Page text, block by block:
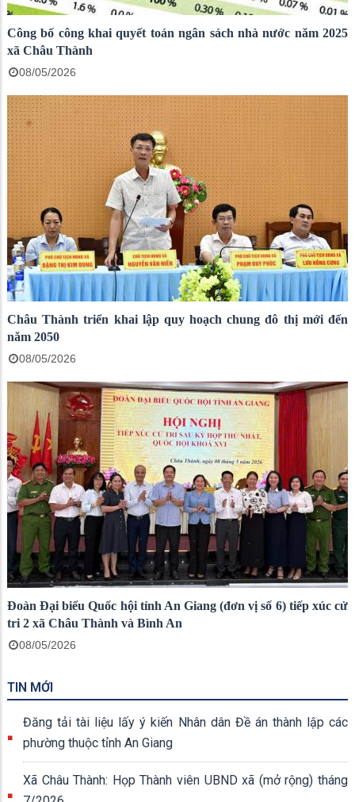
Công bố công khai quyết toán ngân sách nhà nước năm 2025
xã Châu Thành
08/05/2026
Châu Thành triển khai lập quy hoạch chung đô thị mới đến
năm 2050
08/05/2026
Đoàn Đại biểu Quốc hội tỉnh An Giang (đơn vị số 6) tiếp xúc cử
tri 2 xã Châu Thành và Bình An
08/05/2026
TIN MỚI
Đăng tải tài liệu lấy ý kiến Nhân dân Đề án thành lập các
phường thuộc tỉnh An Giang
Xã Châu Thành: Họp Thành viên UBND xã (mở rộng) tháng